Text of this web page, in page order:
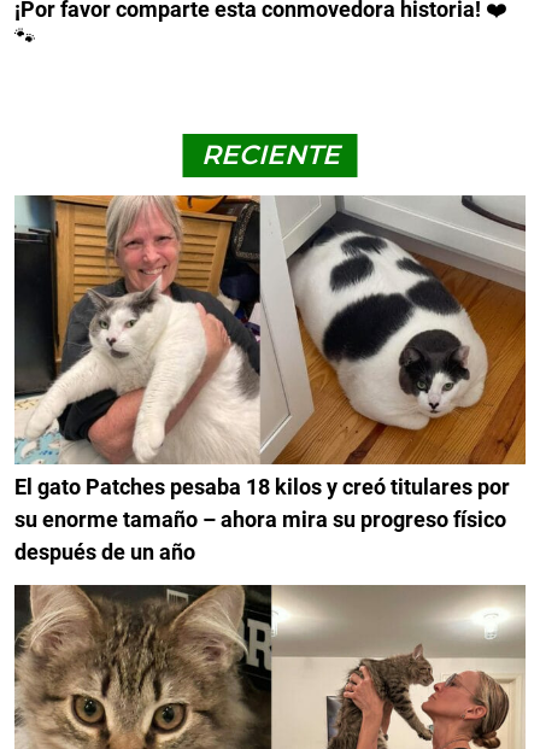
¡Por favor comparte esta conmovedora historia! ❤️
🐾
RECIENTE
El gato Patches pesaba 18 kilos y creó titulares por
su enorme tamaño – ahora mira su progreso físico
después de un año